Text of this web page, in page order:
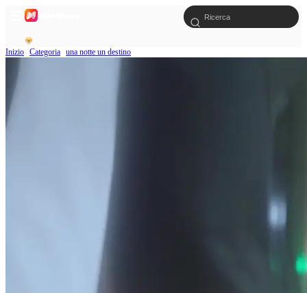
Inizio Categoria una notte un destino